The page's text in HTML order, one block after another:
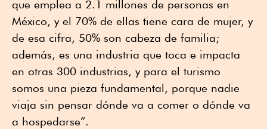
que emplea a 2.1 millones de personas en
México, y el 70% de ellas tiene cara de mujer, y
de esa cifra, 50% son cabeza de familia;
además, es una industria que toca e impacta
en otras 300 industrias, y para el turismo
somos una pieza fundamental, porque nadie
viaja sin pensar dónde va a comer o dónde va
a hospedarse”.